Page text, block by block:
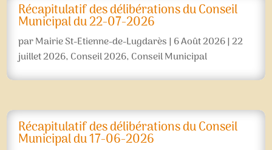
Récapitulatif des délibérations du Conseil
Municipal du 22-07-2026
parMairie St-Etienne-de-Lugdarès| 6 Août 2026|22
juillet 2026, Conseil 2026, Conseil Municipal
Récapitulatif des délibérations du Conseil
Municipal du 17-06-2026